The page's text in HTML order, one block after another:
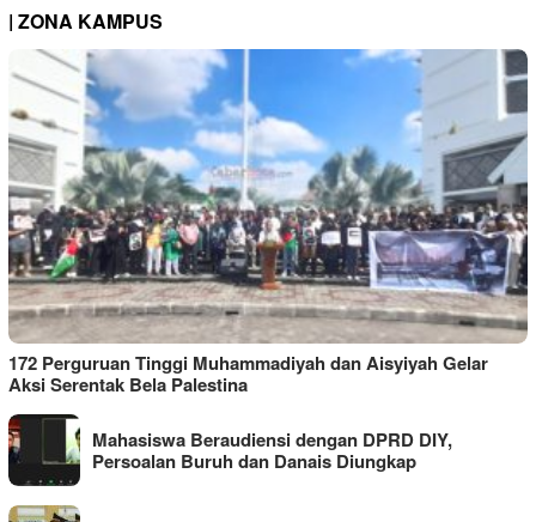
| ZONA KAMPUS
172 Perguruan Tinggi Muhammadiyah dan Aisyiyah Gelar
Aksi Serentak Bela Palestina
Mahasiswa Beraudiensi dengan DPRD DIY,
Persoalan Buruh dan Danais Diungkap